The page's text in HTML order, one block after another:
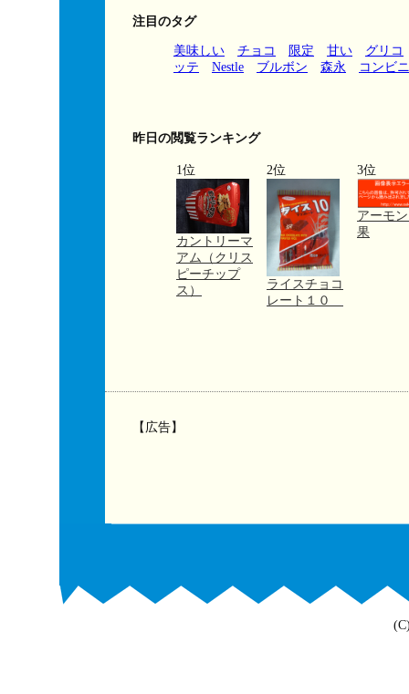
注目のタグ
美味しい チョコ 限定 甘い
グリコ
ッテ
Nestle ブルボン 森永 コンビニ
昨日の閲覧ランキング
1位
カントリーマ
アム（クリス
ピーチップ
ス）
2位
ライスチョコ
レート１０
3位
アーモ
果
【広告】